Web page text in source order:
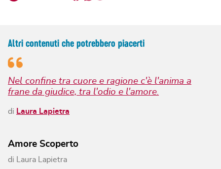
Altri contenuti che potrebbero piacerti
Nel confine tra cuore e ragione c'è l'anima a
frane da giudice, tra l'odio e l'amore.
di Laura Lapietra
Amore Scoperto
di Laura Lapietra